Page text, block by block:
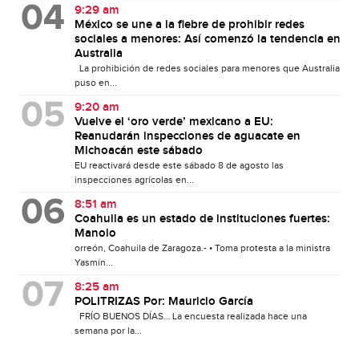
9:29 am
México se une a la fiebre de prohibir redes
sociales a menores: Así comenzó la tendencia en
Australia
La prohibición de redes sociales para menores que Australia
puso en...
9:20 am
Vuelve el ‘oro verde’ mexicano a EU:
Reanudarán inspecciones de aguacate en
Michoacán este sábado
EU reactivará desde este sábado 8 de agosto las
inspecciones agrícolas en...
8:51 am
Coahuila es un estado de instituciones fuertes:
Manolo
orreón, Coahuila de Zaragoza.- • Toma protesta a la ministra
Yasmín...
8:25 am
POLITRIZAS Por: Mauricio García
FRÍO BUENOS DÍAS… La encuesta realizada hace una
semana por la...